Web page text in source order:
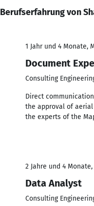
Berufserfahrung von
1 Jahr und 4 Monate,
Document
Consulting
Direct
the approval of
the experts of the
2 Jahre und 4
Data Analyst
Consulting